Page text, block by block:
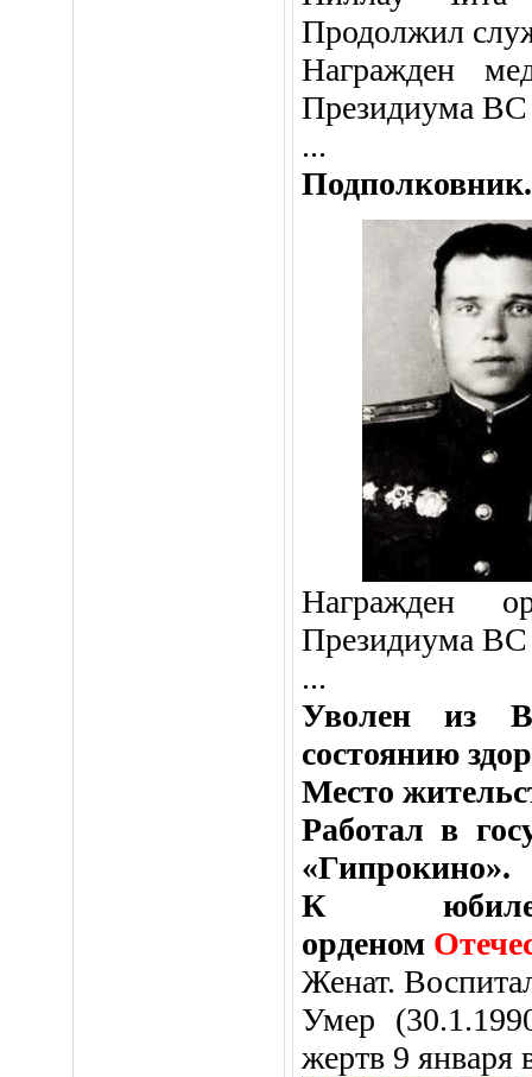
Продолжил
Награжден
Президиума
...
Подполковник.
Награжден
Президиума
...
Уволен из
состоянию
Место
Работал в
«Гипрокино».
К
орденом
Женат.
Умер
жертв 9 января